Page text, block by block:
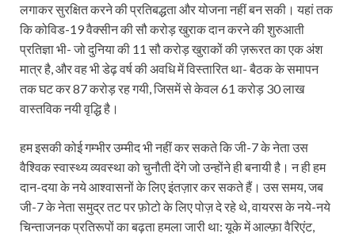
लगाकर सुरक्षित करने की प्रतिबद्धता और योजना नहीं बन सकी। यहां तक
कि कोविड-19 वैक्सीन की सौ करोड़ खुराक दान करने की शुरुआती
प्रतिज्ञा भी- जो दुनिया की 11 सौ करोड़ खुराकों की ज़रूरत का एक अंश
मात्र है, और वह भी डेढ़ वर्ष की अवधि में विस्तारित था- बैठक के समापन
तक घट कर 87 करोड़ रह गयी, जिसमें से केवल 61 करोड़ 30 लाख
वास्तविक नयी वृद्धि है।
हम इसकी कोई गम्भीर उम्मीद भी नहीं कर सकते कि जी-7 के नेता उस
वैश्विक स्वास्थ्य व्यवस्था को चुनौती देंगे जो उन्होंने ही बनायी है। न ही हम
दान-दया के नये आश्वासनों के लिए इंतज़ार कर सकते हैं। उस समय, जब
जी-7 के नेता समुद्र तट पर फ़ोटो के लिए पोज़ दे रहे थे, वायरस के नये-नये
चिन्ताजनक प्रतिरूपों का बढ़ता हमला जारी था: यूके में आल्फ़ा वैरिएंट,